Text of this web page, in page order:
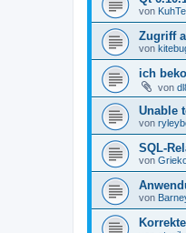
von
Zugriff
von
ich
von
Unable
von
SQL-
von
von